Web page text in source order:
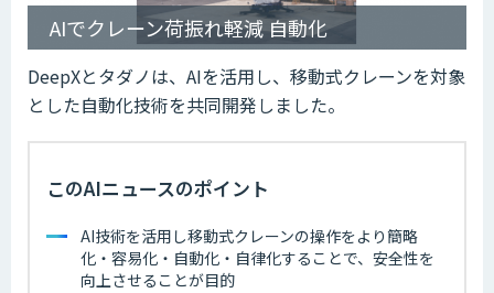
AIでクレーン荷振れ軽減 自動化
DeepXとタダノは、AIを活用し、移動式クレーンを対象
とした自動化技術を共同開発しました。
このAIニュースのポイント
AI技術を活用し移動式クレーンの操作をより簡略
化・容易化・自動化・自律化することで、安全性を
向上させることが目的